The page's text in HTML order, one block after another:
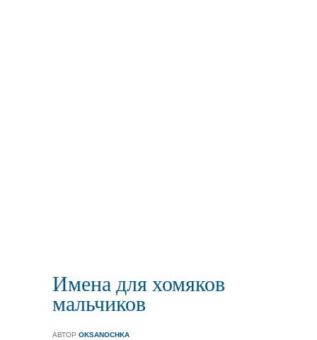
Имена для хомяков
мальчиков
АВТОР OKSANOCHKA